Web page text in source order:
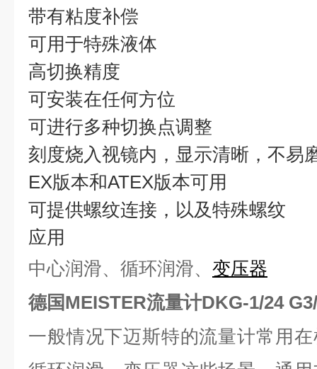
带有粘度补偿
可用于特殊液体
高切换精度
可安装在任何方位
可进行多种切换点调整
刻度烧入视镜内，显示清晰，不易
EX版本和ATEX版本可用
可提供螺纹连接，以及特殊螺纹
应用
中心润滑、循环润滑、 变压器
德国MEISTER流量计DKG-1/24
一般情况下迈斯特的流量计常用